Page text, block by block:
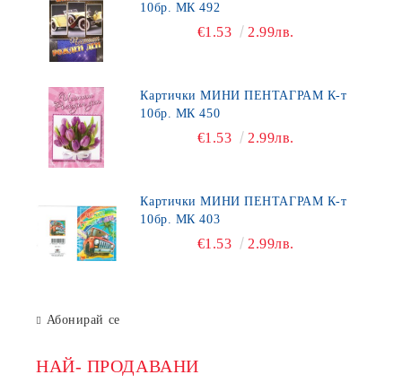
10бр. МК 492
€1.53 2.99лв.
Картички МИНИ ПЕНТАГРАМ К-т
10бр. МК 450
€1.53 2.99лв.
Картички МИНИ ПЕНТАГРАМ К-т
10бр. МК 403
€1.53 2.99лв.
Абонирай се
НАЙ- ПРОДАВАНИ